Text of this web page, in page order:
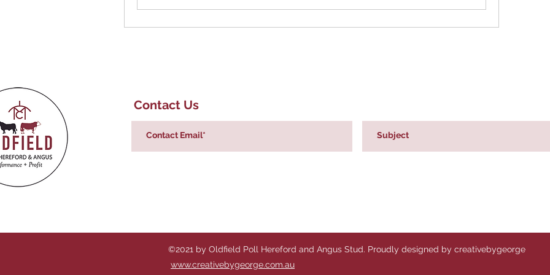
Contact Us
©2021 by Oldfield Poll Hereford and Angus Stud. Proudly designed by creativebygeorge
www.creativebygeorge.com.au